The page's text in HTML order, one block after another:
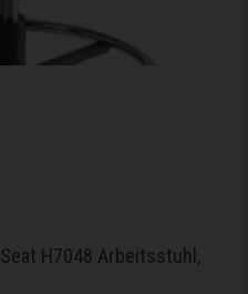
H7048 Arbeitsstuhl,